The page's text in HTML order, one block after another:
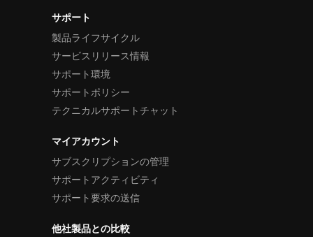
サポート
製品ライフサイクル
サービスリリース情報
サポート環境
サポートポリシー
テクニカルサポートチャット
マイアカウント
サブスクリプションの管理
サポートアクティビティ
サポート要求の送信
他社製品との比較